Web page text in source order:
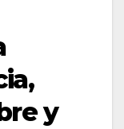
y